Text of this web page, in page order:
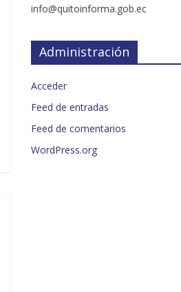
info@quitoinforma.gob.ec
Administración
Acceder
Feed de entradas
Feed de comentarios
WordPress.org